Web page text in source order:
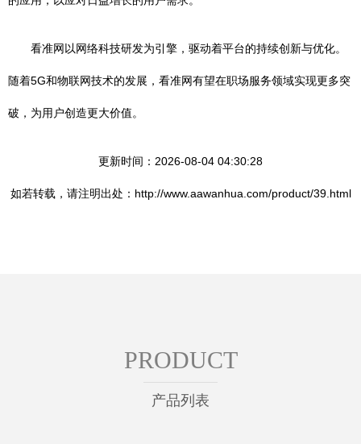
看准网以网络科技研发为引擎，驱动着平台的持续创新与优化。
随着5G和物联网技术的发展，看准网有望在职场服务领域实现更多突
破，为用户创造更大价值。
更新时间：2026-08-04 04:30:28
如若转载，请注明出处：http://www.aawanhua.com/product/39.html
PRODUCT
产品列表